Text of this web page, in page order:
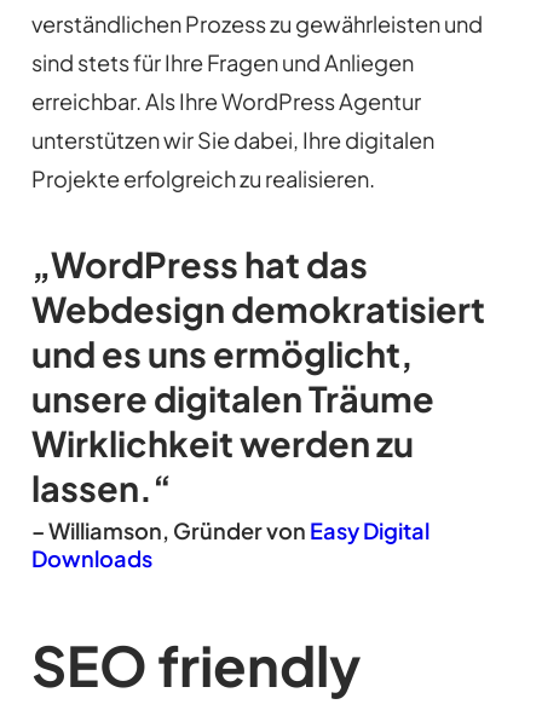
verständlichen Prozess zu gewährleisten und
sind stets für Ihre Fragen und Anliegen
erreichbar. Als Ihre WordPress Agentur
unterstützen wir Sie dabei, Ihre digitalen
Projekte erfolgreich zu realisieren.
„WordPress hat das
Webdesign demokratisiert
und es uns ermöglicht,
unsere digitalen Träume
Wirklichkeit werden zu
lassen.“
– Williamson, Gründer von Easy Digital
Downloads
SEO friendly